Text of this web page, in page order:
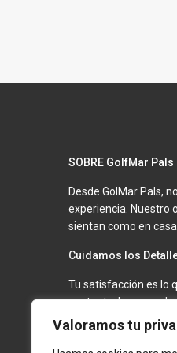
Valoramos tu
SOBRE GolfMar Pals
Desde GolMar Pals,
experiencia. Nuestro
sientan como en casa.
Cuidamos los
Tu satisfacción es lo
contento, haremos lo
Mantenemos
condiciones para